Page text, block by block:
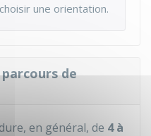
une orientation.
de
en général, de 4 à